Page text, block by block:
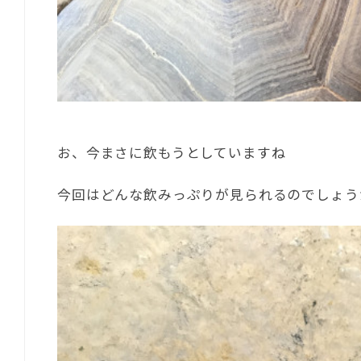
お、今まさに飲もうとしていますね
今回はどんな飲みっぷりが見られるのでしょ